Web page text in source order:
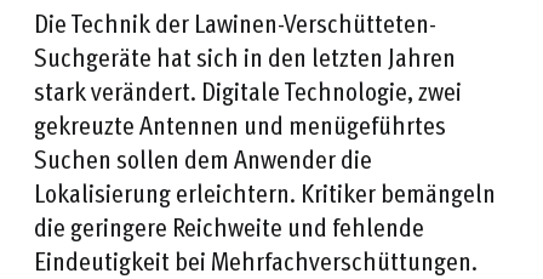
Die Technik der Lawinen-Verschütteten-
Suchgeräte hat sich in den letzten Jahren
stark verändert. Digitale Technologie, zwei
gekreuzte Antennen und menügeführtes
Suchen sollen dem Anwender die
Lokalisierung erleichtern. Kritiker bemängeln
die geringere Reichweite und fehlende
Eindeutigkeit bei Mehrfachverschüttungen.